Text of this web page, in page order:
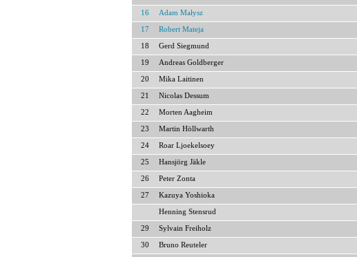
16 Adam Małysz
17 Robert Mateja
18 Gerd Siegmund
19 Andreas Goldberger
20 Mika Laitinen
21 Nicolas Dessum
22 Morten Aagheim
23 Martin Höllwarth
24 Roar Ljoekelsoey
25 Hansjörg Jäkle
26 Peter Zonta
27 Kazuya Yoshioka
Henning Stensrud
29 Sylvain Freiholz
30 Bruno Reuteler